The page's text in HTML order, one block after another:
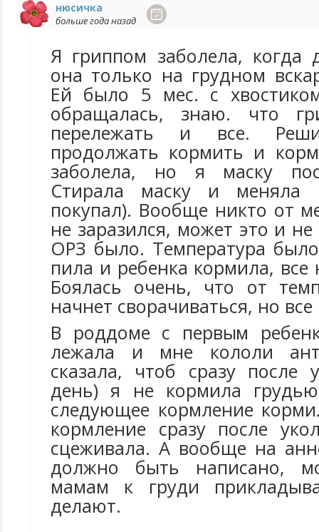
нюсичка
больше года назад
Я гриппом заболела, когда
она только на грудном
Ей было 5 мес. с
обращалась, знаю. что
перележать и все.
продолжать кормить и
заболела, но я маску
Стирала маску и
покупал). Вообще никто от
не заразился, может это и
ОРЗ было. Температура
пила и ребенка кормила,
Боялась очень, что от
начнет сворачиваться, но
В роддоме с первым
лежала и мне кололи
сказала, чтоб сразу
день) я не кормила
следующее кормление
кормление сразу после
сцеживала. А вообще на
должно быть написано,
мамам к груди
делают.